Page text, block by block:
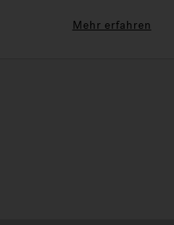
Mehr erfahren